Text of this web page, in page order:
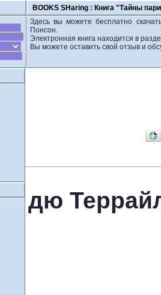
BOOKS SHaring : Книга "Тайны
Здесь вы можете бесплатно
Понсон.
Электронная книга находится в
Вы можете оставить свой отзыв и
дю